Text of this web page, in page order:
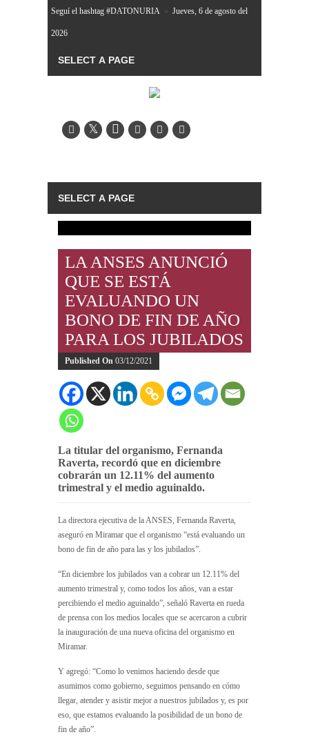
Seguí el hashtag #DATONURIA » Jueves, 6 de agosto del
2026
LA ANSES ANUNCIÓ
QUE SE ESTÁ
EVALUANDO UN
BONO DE FIN DE AÑO
PARA LOS JUBILADOS
Published On 03/12/2021
La titular del organismo, Fernanda
Raverta, recordó que en diciembre
cobrarán un 12.11% del aumento
trimestral y el medio aguinaldo.
La directora ejecutiva de la ANSES, Fernanda Raverta,
aseguró en Miramar que el organismo “está evaluando un
bono de fin de año para las y los jubilados”.
“En diciembre los jubilados van a cobrar un 12.11% del
aumento trimestral y, como todos los años, van a estar
percibiendo el medio aguinaldo”, señaló Raverta en rueda
de prensa con los medios locales que se acercaron a cubrir
la inauguración de una nueva oficina del organismo en
Miramar.
Y agregó: “Como lo venimos haciendo desde que
asumimos como gobierno, seguimos pensando en cómo
llegar, atender y asistir mejor a nuestros jubilados y, es por
eso, que estamos evaluando la posibilidad de un bono de
fin de año”.